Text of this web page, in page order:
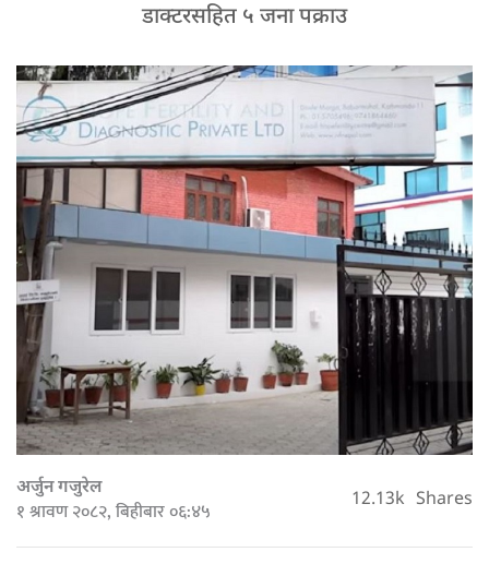
डाक्टरसहित ५ जना पक्राउ
अर्जुन गजुरेल
१ श्रावण २०८२, बिहीबार ०६:४५ 12.13k Shares